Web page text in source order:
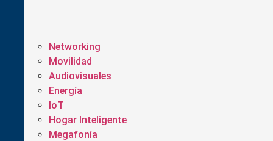
Networking
Movilidad
Audiovisuales
Energía
IoT
Hogar Inteligente
Megafonía